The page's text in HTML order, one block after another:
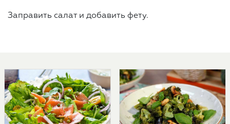
Заправить салат и добавить фету.